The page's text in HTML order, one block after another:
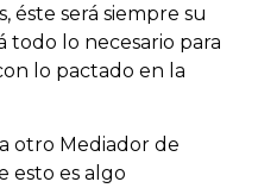
éste será siempre su
todo lo necesario para
lo pactado en la
a otro Mediador de
esto es algo